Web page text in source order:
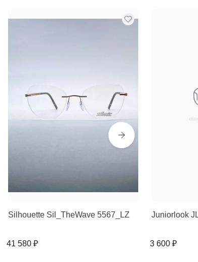
Silhouette Sil_TheWave 5567_LZ
41 580 ₽
Juniorlook
3 600 ₽